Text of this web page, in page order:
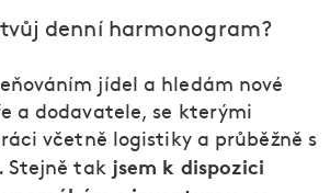
denní harmonogram?
jídel a hledám nové
a dodavatele, se kterými
včetně logistiky a průběžně s
Stejně tak jsem k dispozici